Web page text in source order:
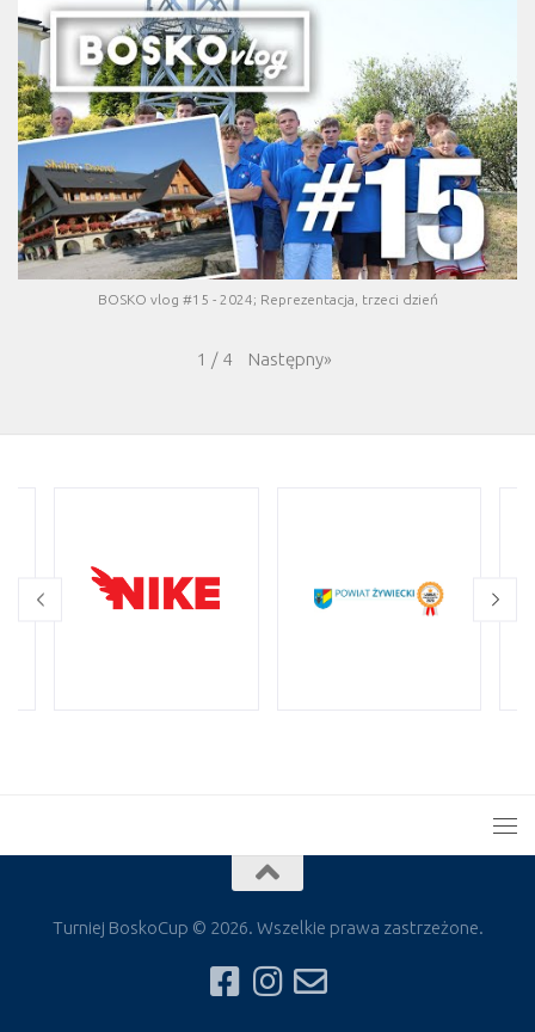
BOSKO vlog #15 - 2024; Reprezentacja, trzeci dzień
1 / 4 Następny»
Turniej BoskoCup © 2026. Wszelkie prawa zastrzeżone.